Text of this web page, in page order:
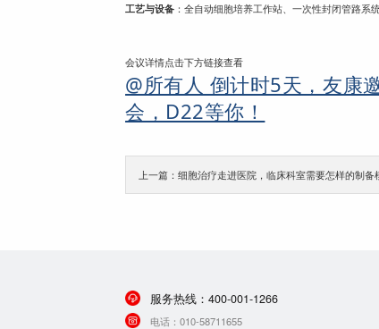
工艺与设备 ：全自动细胞培养工作站、一次性封闭管路系
会议详情点击下方链接查看
@所有人 倒计时5天，友康
会，D22等你！
上一篇：细胞治疗走进医院，临床科室需要怎样的制备
服务热线：400-001-1266
电话：010-58711655